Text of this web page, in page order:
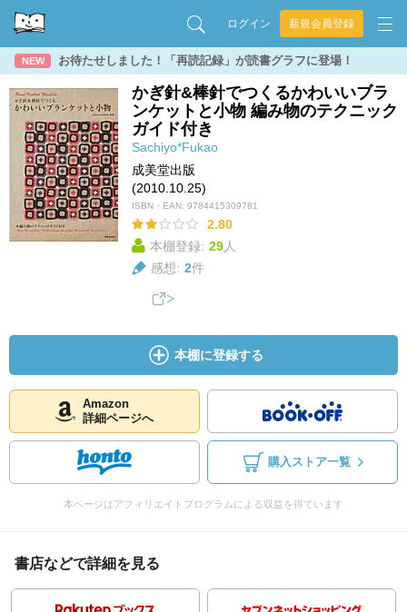
ログイン 新規会員登録
NEW お待たせしました！「再読記録」が読書グラフに登場！
かぎ針&棒針でつくるかわいいブラ
ンケットと小物 編み物のテクニック
ガイド付き
Sachiyo*Fukao
成美堂出版
(2010.10.25)
ISBN・EAN: 9784415309781
2.80
本棚登録: 29人
感想: 2件
本棚に登録する
Amazon
詳細ページへ
購入ストア一覧
本ページはアフィリエイトプログラムによる収益を得ています
書店などで詳細を見る